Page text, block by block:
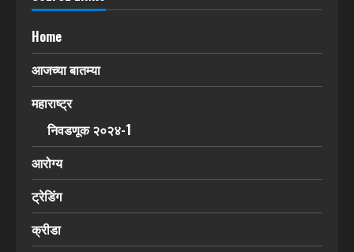
Home
आजच्या बातम्या
महाराष्ट्र
निवडणूक २०२४-1
आरोग्य
ट्रेडिंग
क्रीडा